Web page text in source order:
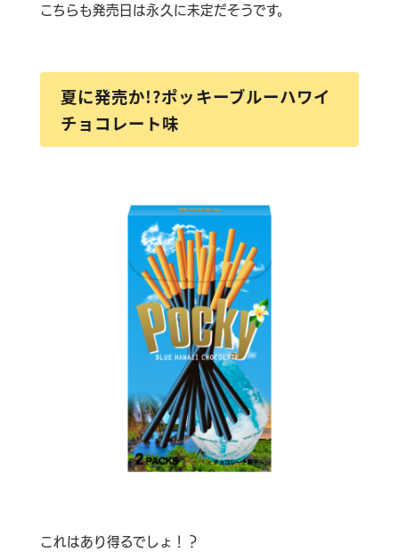
こちらも発売日は永久に未定だそうです。
夏に発売か!?ポッキーブルーハワイ
チョコレート味
これはあり得るでしょ！？